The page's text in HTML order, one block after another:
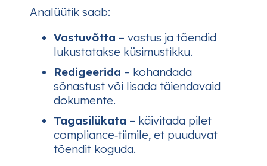
Analüütik saab:
Vastuvõtta – vastus ja tõendid
lukustatakse küsimustikku.
Redigeerida – kohandada
sõnastust või lisada täiendavaid
dokumente.
Tagasilükata – käivitada pilet
compliance‑tiimile, et puuduvat
tõendit koguda.